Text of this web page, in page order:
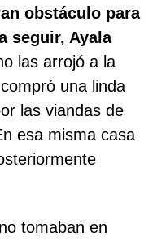
obstáculo para
seguir, Ayala
las arrojó a la
una linda
las viandas de
esa misma casa
tomaban en